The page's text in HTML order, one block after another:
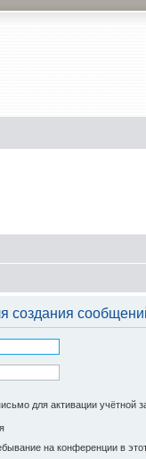
создания
для активации учётной
на конференции в